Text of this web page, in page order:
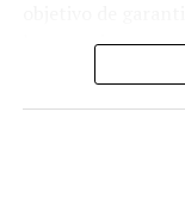
los usuarios.